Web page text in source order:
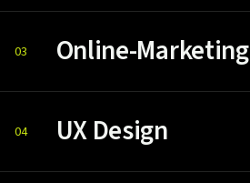
03 Online-Marketing
04 UX Design